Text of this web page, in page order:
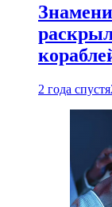
2 года спустя